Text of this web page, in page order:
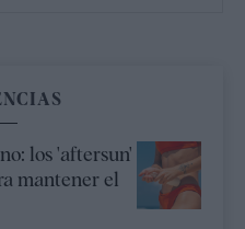
los 'aftersun'
mantener el